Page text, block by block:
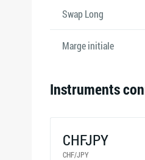
Swap Long
Marge initiale
Instruments
CHFJPY
CHF/JPY